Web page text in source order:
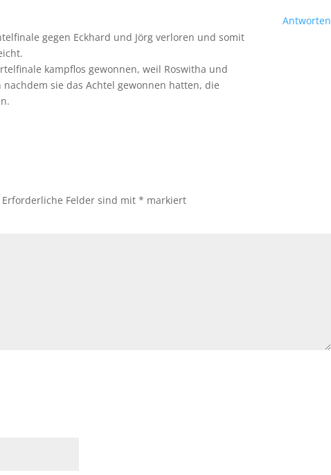
gegen Eckhard und Jörg verloren und somit
kampflos gewonnen, weil Roswitha und
sie das Achtel gewonnen hatten, die
Antworten
Erforderliche Felder sind mit* markiert